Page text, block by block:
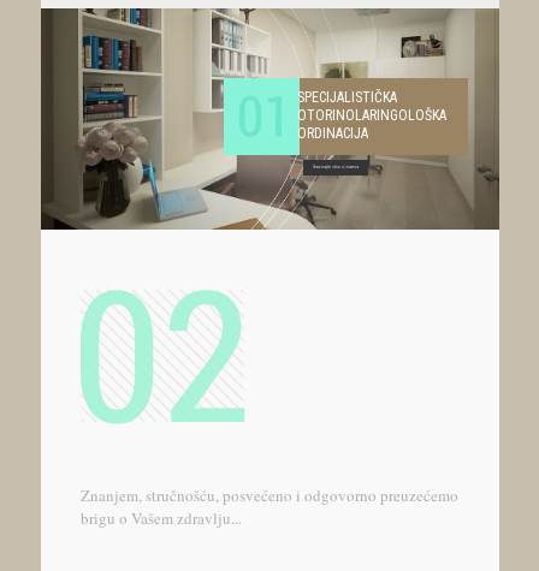
SPECIJALISTIČKA
OTORINOLARINGOLOŠKA
ORDINACIJA
Saznajte više o nama
Znanjem, stručnošću, posvećeno i odgovorno preuzećemo
brigu o Vašem zdravlju...